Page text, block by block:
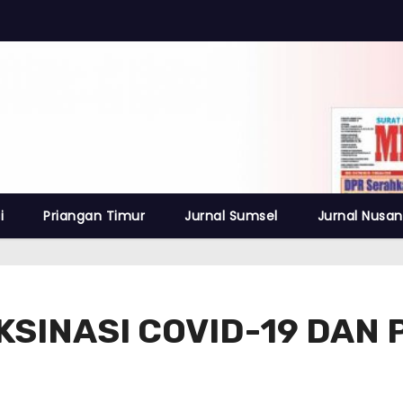
Priangan Timur Jurnal Sumsel Jurnal
COVID-19 DAN